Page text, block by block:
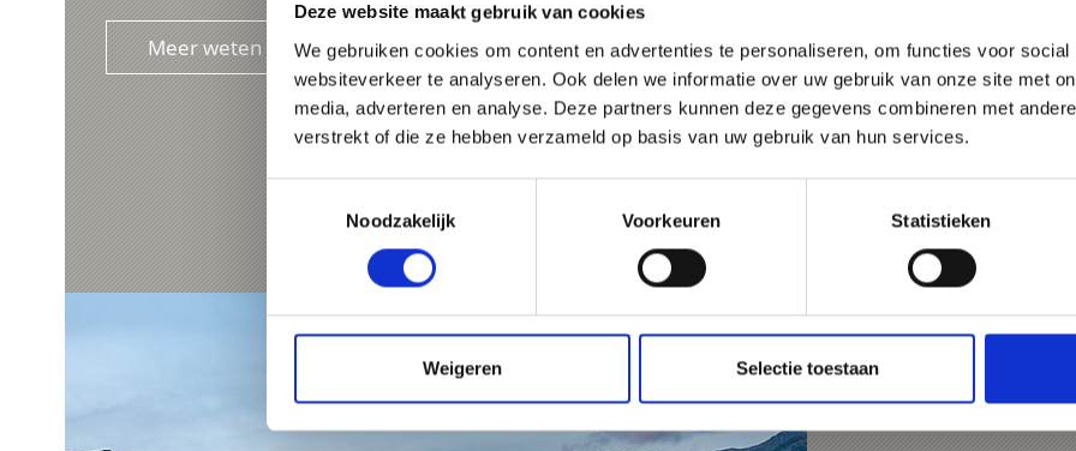
Deze website maakt gebruik van cookies
We gebruiken cookies om content en advertenties te personaliseren, om functies voor
websiteverkeer te analyseren. Ook delen we informatie over uw gebruik van onze site met
media, adverteren en analyse. Deze partners kunnen deze gegevens combineren met
verstrekt of die ze hebben verzameld op basis van uw gebruik van hun services.
Noodzakelijk
Voorkeuren Statistieken
Weigeren Selectie toestaan
Meer weten
Tel.
forum.lana@rolmail.net